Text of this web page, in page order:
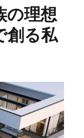
の理想
創る私